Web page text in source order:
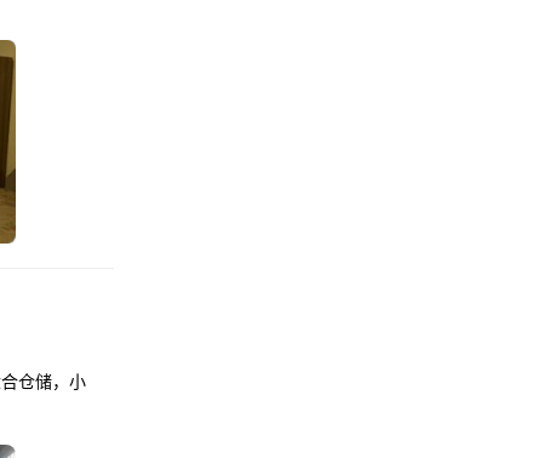
仓储，小